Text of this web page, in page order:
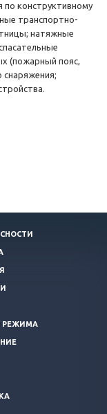
по конструктивному
транспортно-
натяжные
(пожарный пояс,
снаряжения;
РЕЖИМА